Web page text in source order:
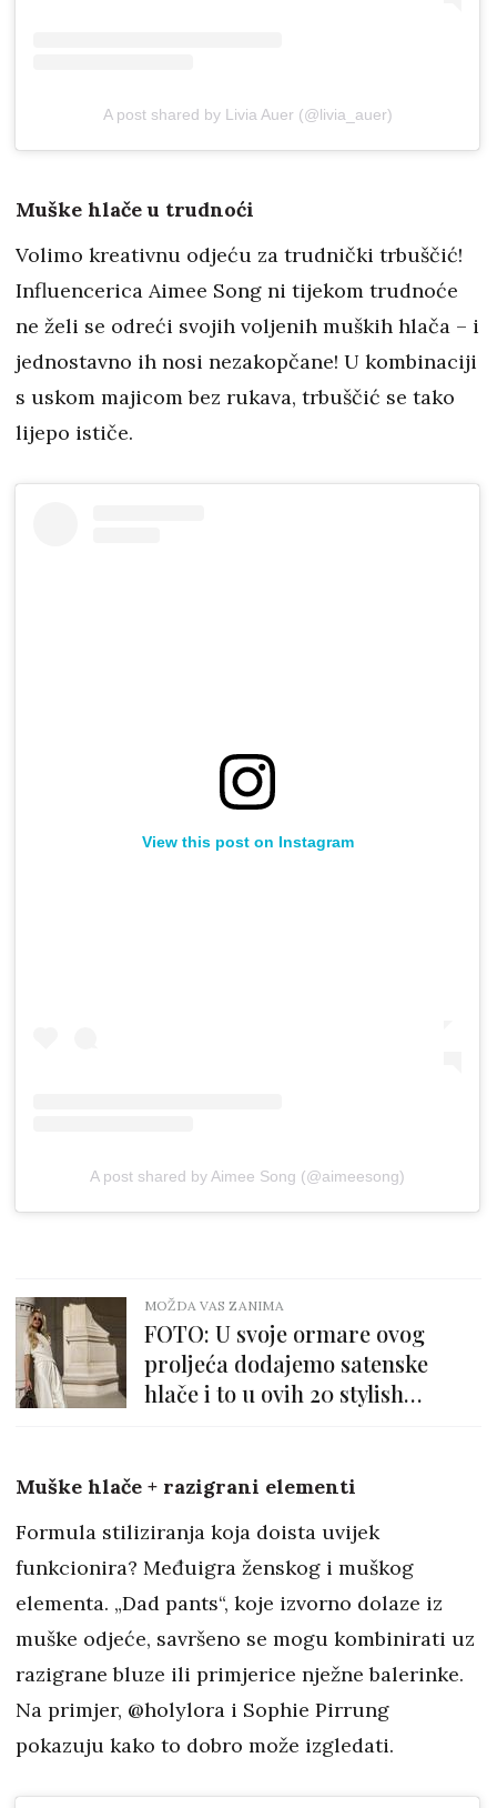
A post shared by Livia Auer (@livia_auer)
Muške hlače u trudnoći
Volimo kreativnu odjeću za trudnički trbuščić!
Influencerica Aimee Song ni tijekom trudnoće
ne želi se odreći svojih voljenih muških hlača – i
jednostavno ih nosi nezakopčane! U kombinaciji
s uskom majicom bez rukava, trbuščić se tako
lijepo ističe.
View this post on Instagram
A post shared by Aimee Song (@aimeesong)
MOŽDA VAS ZANIMA
FOTO: U svoje ormare ovog
proljeća dodajemo satenske
hlače i to u ovih 20 stylish
Muške hlače + razigrani elementi
Formula stiliziranja koja doista uvijek
funkcionira? Međuigra ženskog i muškog
elementa. „Dad pants“, koje izvorno dolaze iz
muške odjeće, savršeno se mogu kombinirati uz
razigrane bluze ili primjerice nježne balerinke.
Na primjer, @holylora i Sophie Pirrung
pokazuju kako to dobro može izgledati.